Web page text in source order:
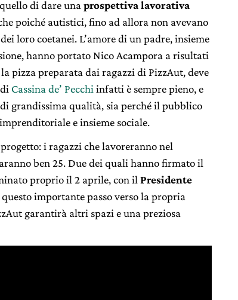
di dare unaprospettiva lavorativa
poiché autistici, fino ad allora non avevano
loro coetanei. L’amore di un padre, insieme
hanno portato Nico Acampora a risultati
pizza preparata dai ragazzi di PizzAut, deve
Cassina de’ Pecchiinfatti è sempre pieno, e
grandissima qualità, sia perché il pubblico
e insieme sociale.
i ragazzi che lavoreranno nel
ben 25. Due dei quali hanno firmato il
proprio il 2 aprile, con ilPresidente
importante passo verso la propria
garantirà altri spazi e una preziosa